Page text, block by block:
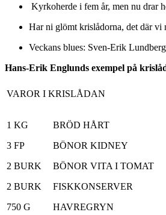
Kyrkoherde i fem år, men nu drar
Har ni glömt krislådorna, det där vi
Veckans blues: Sven-Erik
Hans-Erik Englunds exempel på
VAROR I
1 KG
BRÖD HÅRT
3 FP
BÖNOR KIDNEY
2 BURK
BÖNOR VITA I TOMAT
2 BURK
FISKKONSERVER
750 G
HAVREGRYN